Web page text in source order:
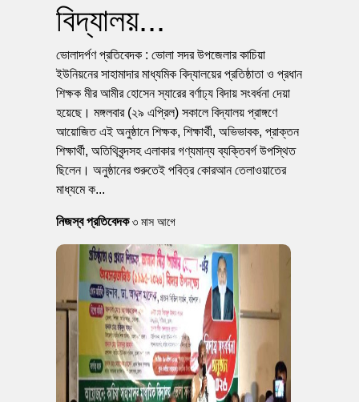
বিদ্যালয়...
ভোলাদর্পণ প্রতিবেদক : ভোলা সদর উপজেলার কাচিয়া
ইউনিয়নের সাহামাদার মাধ্যমিক বিদ্যালয়ের প্রতিষ্ঠাতা ও প্রধান
শিক্ষক মীর আমীর হোসেন স্যারের বর্ণাঢ্য বিদায় সংবর্ধনা দেয়া
হয়েছে। মঙ্গলবার (২৯ এপ্রিল) সকালে বিদ্যালয় প্রাঙ্গণে
আয়োজিত এই অনুষ্ঠানে শিক্ষক, শিক্ষার্থী, অভিভাবক, প্রাক্তন
শিক্ষার্থী, অতিথিবৃন্দসহ এলাকার গণ্যমান্য ব্যক্তিবর্গ উপস্থিত
ছিলেন। অনুষ্ঠানের শুরুতেই পবিত্র কোরআন তেলাওয়াতের
মাধ্যমে ক...
নিজস্ব প্রতিবেদক ৩ মাস আগে